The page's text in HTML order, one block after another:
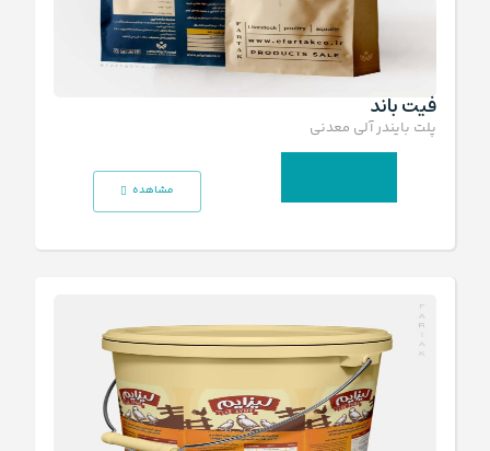
فیت باند
پلت بایندر آلی معدنی
مشاهده